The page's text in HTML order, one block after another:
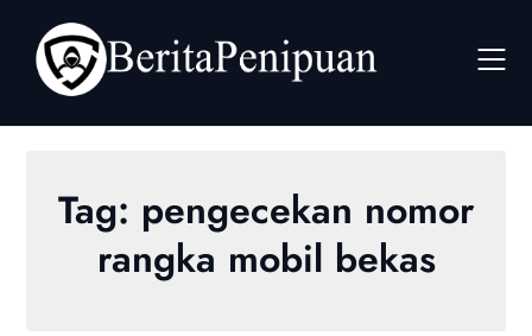
content
Tag: pengecekan nomor
rangka mobil bekas